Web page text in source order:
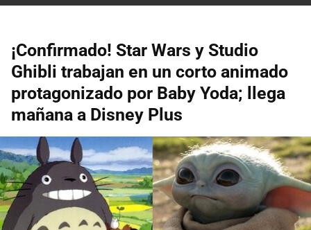
¡Confirmado! Star Wars y Studio
Ghibli trabajan en un corto animado
protagonizado por Baby Yoda; llega
mañana a Disney Plus